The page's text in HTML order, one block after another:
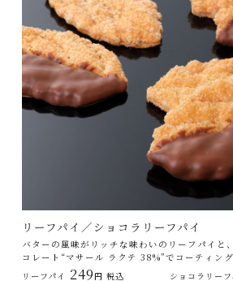
リーフパイ／ショコラリーフパイ
バターの風味がリッチな味わいのリーフパイと
コレート“マサール ラクテ 38%”でコーティン
イ。
リーフパイ 249 円 税込 ショコラリーフ